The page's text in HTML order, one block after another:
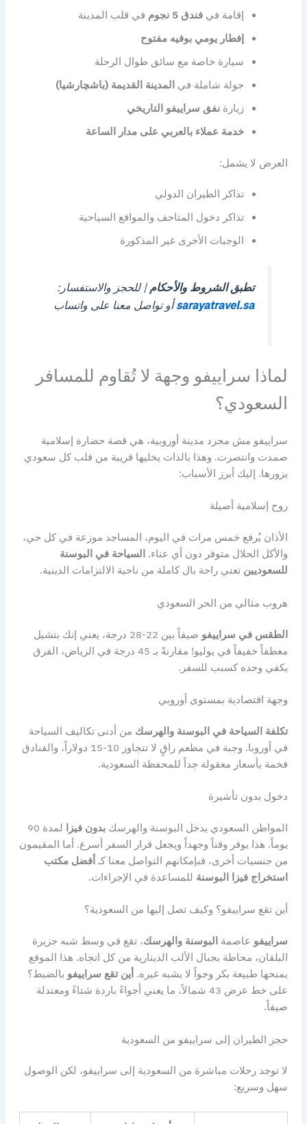
إقامة في فندق 5 نجوم
في قلب المدينة
إفطار يومي بوفيه مفتوح
سيارة خاصة مع سائق طوال الرحلة
جولة شاملة في المدينة القديمة (باشچارشيا)
زيارة نفق سراييفو التاريخي
خدمة عملاء بالعربي على مدار الساعة
العرض لا يشمل:
تذاكر الطيران الدولي
تذاكر دخول المتاحف والمواقع السياحية
الوجبات الأخرى غير المذكورة
تطبق الشروط والأحكام| للحجز والاستفسار:
sarayatravel.saأو تواصل معنا على واتساب
لماذا سراييفو وجهة لا تُقاوم للمسافر
السعودي؟
سراييفو مش مجرد مدينة أوروبية، هي قصة حضارة إسلامية
صمدت وانتصرت. وهذا بالذات يخليها قريبة من قلب كل سعودي
يزورها. إليك أبرز الأسباب:
روح إسلامية أصيلة
الأذان يُرفع خمس مرات في اليوم، المساجد موزعة في كل حي،
والأكل الحلال متوفر دون أي عناء. السياحة في البوسنة
للسعوديين تعني راحة بال كاملة من ناحية الالتزامات الدينية.
هروب مثالي من الحر السعودي
الطقس في سراييفو
صيفاً بين 22-28 درجة، يعني إنك بتشيل
معطفاً خفيفاً في يوليو! مقارنةً بـ 45 درجة في الرياض، الفرق
يكفي وحده كسبب للسفر.
وجهة اقتصادية بمستوى أوروبي
تكلفة السياحة في البوسنة والهرسك من أدنى تكاليف السياحة
في أوروبا. وجبة في مطعم راقٍ لا تتجاوز 10-15 دولاراً، والفنادق
فخمة بأسعار معقولة جداً للمحفظة السعودية.
دخول بدون تأشيرة
المواطن السعودي يدخل البوسنة والهرسك بدون فيزا
لمدة 90
يوماً. هذا يوفر وقتاً وجهداً ويجعل قرار السفر أسرع. أما المقيمون
من جنسيات أخرى، فبإمكانهم التواصل معنا كـأفضل مكتب
استخراج فيزا البوسنة للمساعدة في الإجراءات.
أين تقع سراييفو؟ وكيف تصل إليها من السعودية؟
سراييفو عاصمة البوسنة والهرسك، تقع في وسط شبه جزيرة
البلقان، محاطة بجبال الألب الدينارية من كل اتجاه. هذا الموقع
يمنحها طبيعة بكر وجواً لا يشبه غيره. أين تقع سراييفو بالضبط؟
على خط عرض 43 شمالاً، ما يعني أجواءً باردة شتاءً ومعتدلة
صيفاً.
حجز الطيران إلى سراييفو من السعودية
لا توجد رحلات مباشرة من السعودية إلى سراييفو، لكن الوصول
سهل وسريع: